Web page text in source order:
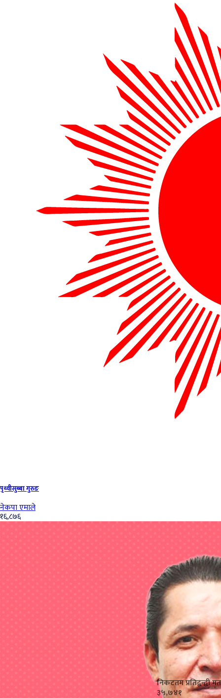
पृथ्‍वीसुब्बा गुरुङ
नेकपा एमाले
१६,८७६
निकटतम प्रतिद्वन्द्वी मत
३५,७४१